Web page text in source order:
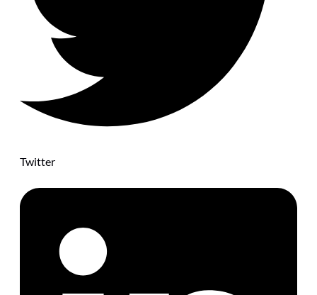
Twitter